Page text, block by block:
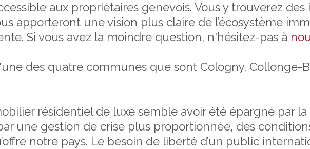
aux propriétaires genevois. Vous y trouverez
apporteront une vision plus claire de l’écosystème
Si vous avez la moindre question, n'hésitez-pas à
des quatre communes que sont Cologny, Collonge-
résidentiel de luxe semble avoir été épargné par la
une gestion de crise plus proportionnée, des
notre pays. Le besoin de liberté d’un public